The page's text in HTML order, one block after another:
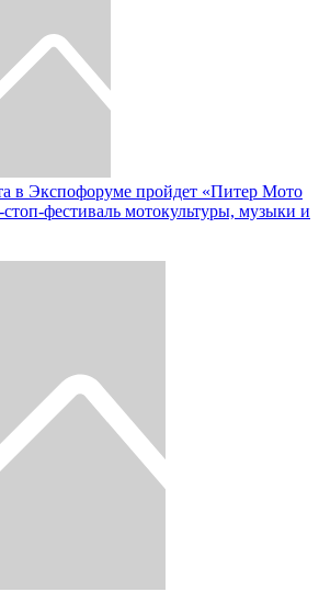
в Экспофоруме пройдет «Питер Мото
фестиваль мотокультуры, музыки и